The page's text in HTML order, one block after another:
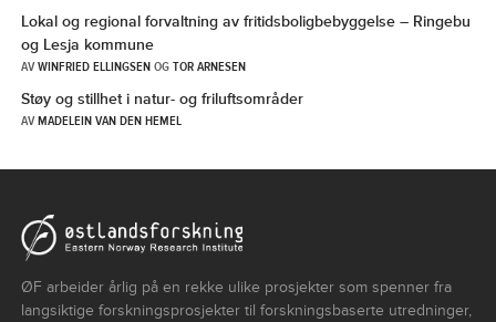
Lokal og regional forvaltning av fritidsboligbebyggelse – Ringebu
og Lesja kommune
AVWINFRIED ELLINGSENOGTOR ARNESEN
Støy og stillhet i natur- og friluftsområder
AVMADELEIN VAN DEN HEMEL
ØF arbeider årlig på en rekke ulike prosjekter som spenner fra
langsiktige forskningsprosjekter til forskningsbaserte utredninger,